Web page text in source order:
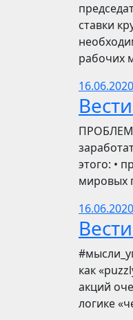
ставки
рабочих
16.06.2020
этого: •
мировых
16.06.2020
как
акций
логике